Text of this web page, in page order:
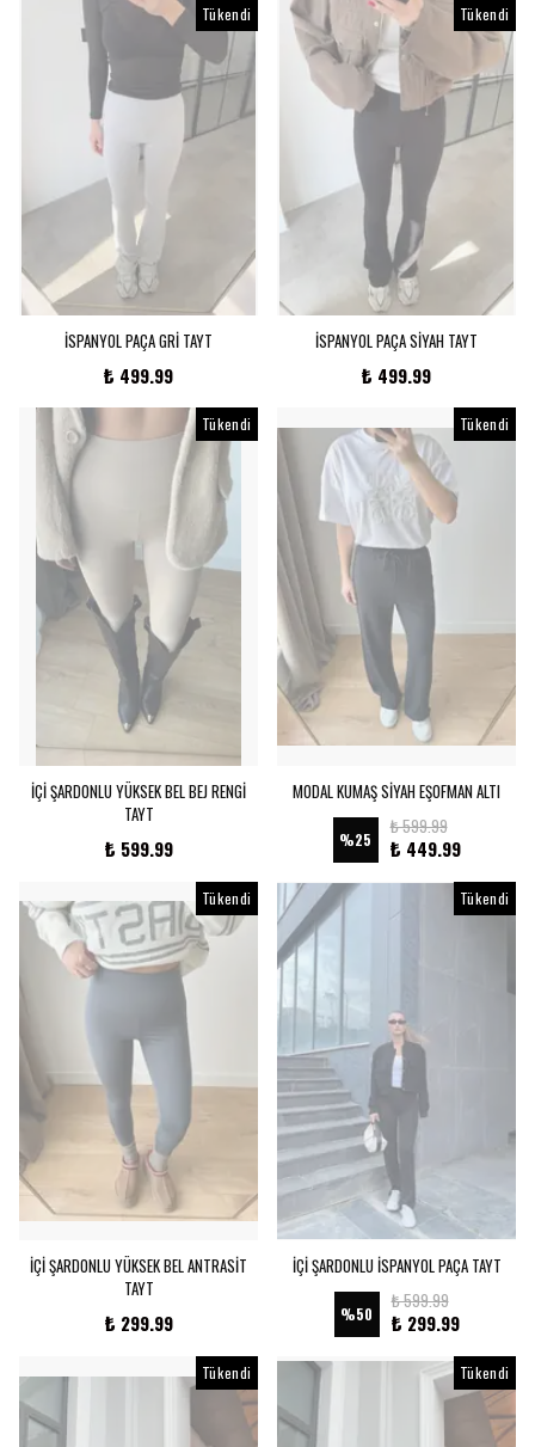
Tükendi
İSPANYOL PAÇA GRİ TAYT
₺ 499.99
Tükendi
İSPANYOL PAÇA SİYAH TAYT
₺ 499.99
Tükendi
İÇİ ŞARDONLU YÜKSEK BEL BEJ RENGİ
TAYT
₺ 599.99
Tükendi
MODAL KUMAŞ SİYAH EŞOFMAN ALTI
%25
₺ 599.99
₺ 449.99
Tükendi
İÇİ ŞARDONLU YÜKSEK BEL ANTRASİT
TAYT
₺ 299.99
Tükendi
İÇİ ŞARDONLU İSPANYOL PAÇA TAYT
%50
₺ 599.99
₺ 299.99
Tükendi Tükendi